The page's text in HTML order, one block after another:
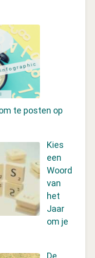
te posten op
Kies
een
Woord
van
het
Jaar
om je